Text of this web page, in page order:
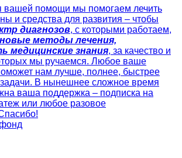
вашей помощи мы помогаем лечить
и средства для развития – чтобы
диагнозов, с которыми работаем,
методы лечения,
медицинские знания, за качество и
мы ручаемся. Любое ваше
нам лучше, полнее, быстрее
В нынешнее сложное время
ваша поддержка – подписка на
или любое разовое